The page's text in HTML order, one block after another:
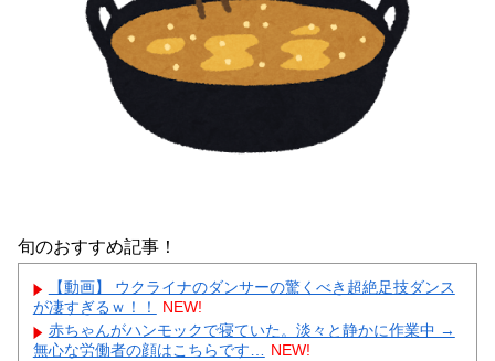
旬のおすすめ記事！
【動画】 ウクライナのダンサーの驚くべき超絶足技ダンス
が凄すぎるｗ！！
NEW!
赤ちゃんがハンモックで寝ていた。淡々と静かに作業中 →
無心な労働者の顔はこちらです… NEW!